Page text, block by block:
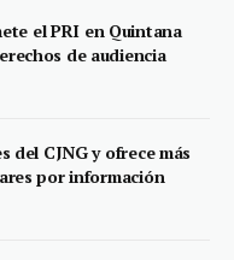
el PRI en Quintana
de audiencia
del CJNG y ofrece más
por información